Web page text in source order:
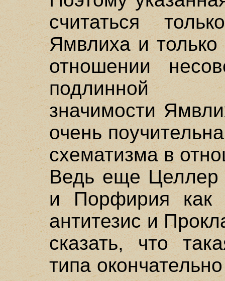
считаться
Ямвлиха и
отношении
подлинной
значимости
очень
схематизма в
Ведь еще Целлер
и Порфирия как
антитезис и
сказать, что
типа